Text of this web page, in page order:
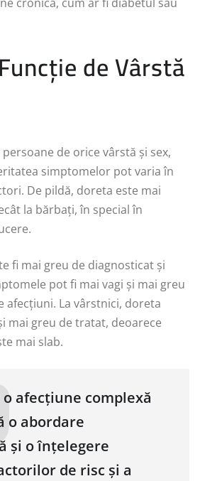
cronică, cum ar fi diabetul sau
de Vârstă
de orice vârstă și sex,
simptomelor pot varia în
De pildă, doreta este mai
la bărbați, în special în
fi mai greu de diagnosticat și
pot fi mai vagi și mai greu
afecțiuni. La vârstnici, doreta
mai greu de tratat, deoarece
mai slab.
afecțiune complexă
o abordare
și o înțelegere
de risc și a